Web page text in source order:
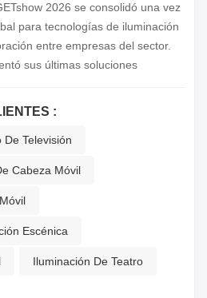
2026 se consolidó una vez
para tecnologías de iluminación
entre empresas del sector.
sus últimas soluciones
internacionales.Durante todo
se mantuvo muy activo, con
participando en debates
del modelo
LED de perfil VP1200 de 1000
:
De Televisión
Cabeza Móvil
Escénica
Iluminación De Teatro